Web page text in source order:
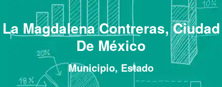
La Magdalena Contreras, Ciudad
De México
Municipio, Estado